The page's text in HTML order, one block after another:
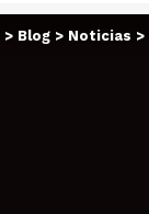
> Blog > Noticias >